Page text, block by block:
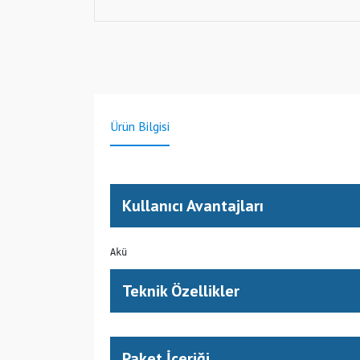
Ürün Bilgisi
Kullanıcı Avantajları
Akü
Teknik Özellikler